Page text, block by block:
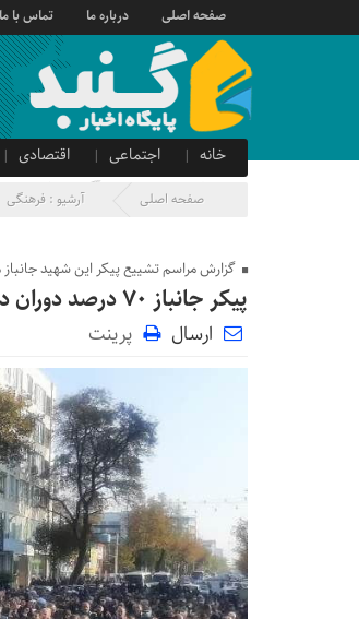
صفحه اصلی درباره ما تماس با ما
خانه اجتماعی اقتصادی
صدای شهروند
آگهی دولتی صفحه اصلی آرشیو :فرهنگی
گزارش مراسم تشییع پیکر این شهید
پیکر جانباز ۷۰ درصد دوران دفاع مقدس در گنبدکاووس تشییع شد
ارسال پرینت